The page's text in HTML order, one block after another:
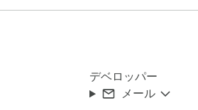
カードの整理
デベロッパー
メール